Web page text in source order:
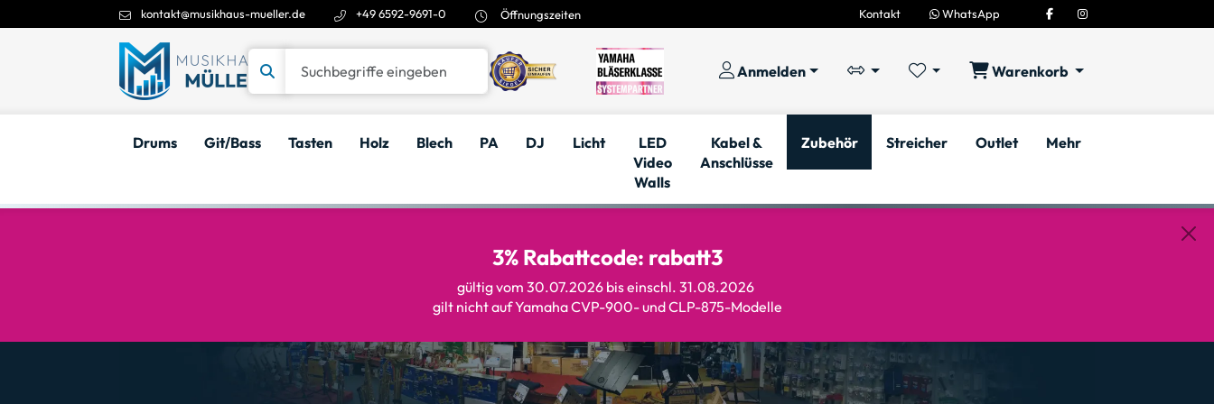
kontakt@musikhaus-mueller.de +49 6592-9691-0 Öffnungszeiten Kontakt WhatsApp
Anmelden Warenkorb
Drums Git/Bass Tasten Holz Blech PA DJ Licht
LED
Video
Walls
Kabel &
Anschlüsse
Zubehör Streicher Outlet Mehr
3% Rabattcode: rabatt3
gültig vom 30.07.2026 bis einschl. 31.08.2026
gilt nicht auf Yamaha CVP-900- und CLP-875-Modelle